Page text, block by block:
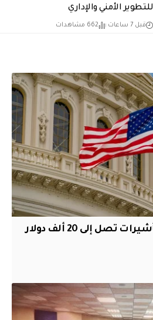
للتطوير الأمني والإداري
قبل 7 ساعات 662 مشاهدات
أميركا تقر سندات تأشيرات تصل إلى 20 ألف دولار